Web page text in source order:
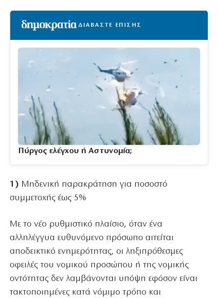
ΔΙΑΒΑΣΤΕ ΕΠΙΣΗΣ
Πύργος ελέγχου ή Αστυνομία;
1) Μηδενική παρακράτηση για ποσοστό
συμμετοχής έως 5%
Με το νέο ρυθμιστικό πλαίσιο, όταν ένα
αλληλέγγυα ευθυνόμενο πρόσωπο αιτείται
αποδεικτικό ενημερότητας, οι ληξιπρόθεσμες
οφειλές του νομικού προσώπου ή της νομικής
οντότητας δεν λαμβάνονται υπόψη εφόσον είναι
τακτοποιημένες κατά νόμιμο τρόπο και